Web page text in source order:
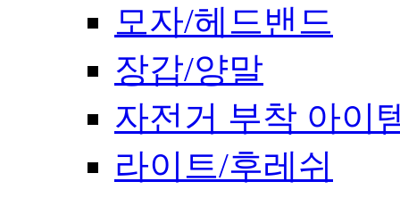
모자/헤드밴드
장갑/양말
자전거 부착 아이
라이트/후레쉬